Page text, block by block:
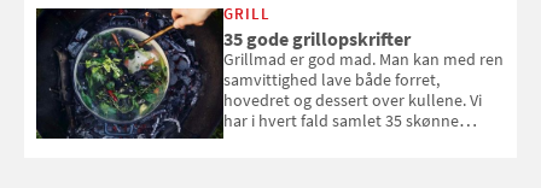
med i Samvirkes skønne vinquiz, hvor
du kan vinde 6 flasker vin fra Viña
Esmeralda. Konkurrencen slutter 1.
september 2026.
GRILL
35 gode grillopskrifter
Grillmad er god mad. Man kan med ren
samvittighed lave både forret,
hovedret og dessert over kullene. Vi
har i hvert fald samlet 35 skønne